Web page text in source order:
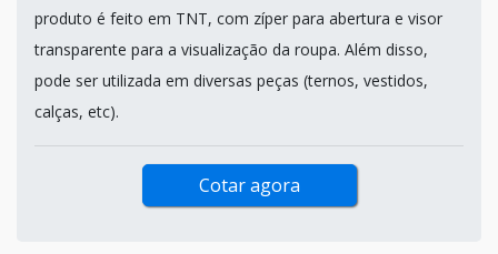
produto é feito em TNT, com zíper para abertura e visor
transparente para a visualização da roupa. Além disso,
pode ser utilizada em diversas peças (ternos, vestidos,
calças, etc).
Cotar agora